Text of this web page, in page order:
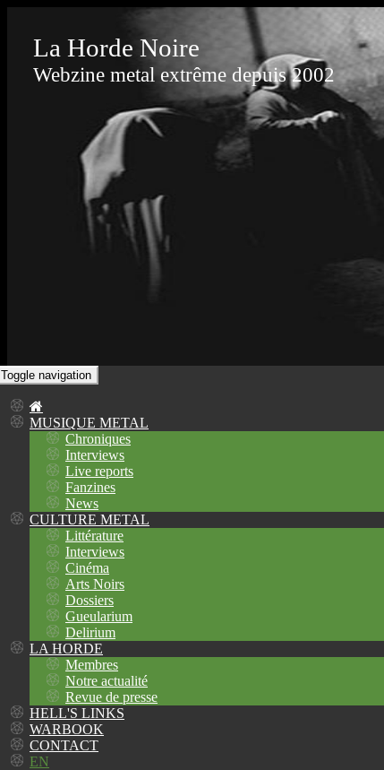
La Horde Noire
Webzine metal extrême depuis 2002
Toggle navigation
MUSIQUE METAL
Chroniques
Interviews
Live reports
Fanzines
News
CULTURE METAL
Littérature
Interviews
Cinéma
Arts Noirs
Dossiers
Gueularium
Delirium
LA HORDE
Membres
Notre actualité
Revue de presse
HELL'S LINKS
WARBOOK
CONTACT
EN